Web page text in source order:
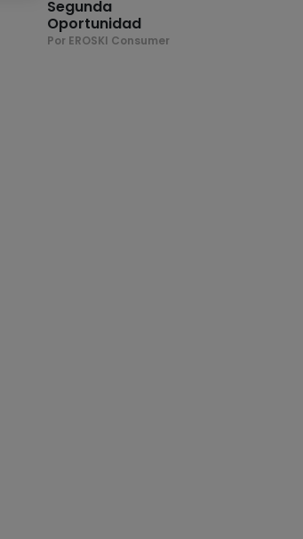
Segunda
Oportunidad
Por EROSKI Consumer